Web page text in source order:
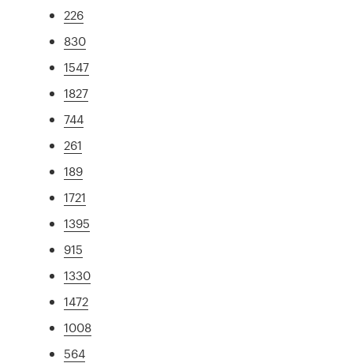
226
830
1547
1827
744
261
189
1721
1395
915
1330
1472
1008
564